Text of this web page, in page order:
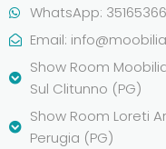
WhatsApp:
Email:
Show Room
Sul Clitunno (PG)
Show Room Loreti
Perugia (PG)